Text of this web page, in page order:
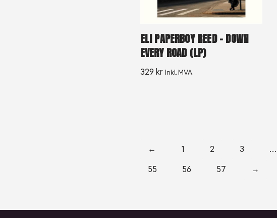
ELI PAPERBOY REED – DOWN
EVERY ROAD (LP)
329 kr Inkl. MVA.
← 1 2 3 …
55
56 57 →